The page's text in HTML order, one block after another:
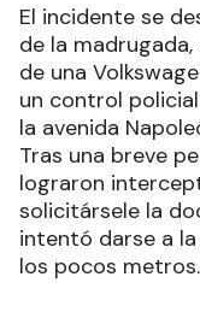
El incidente se
de la
de una
un control
la avenida
Tras una breve
lograron
solicitársele la
intentó darse a
los pocos metros.